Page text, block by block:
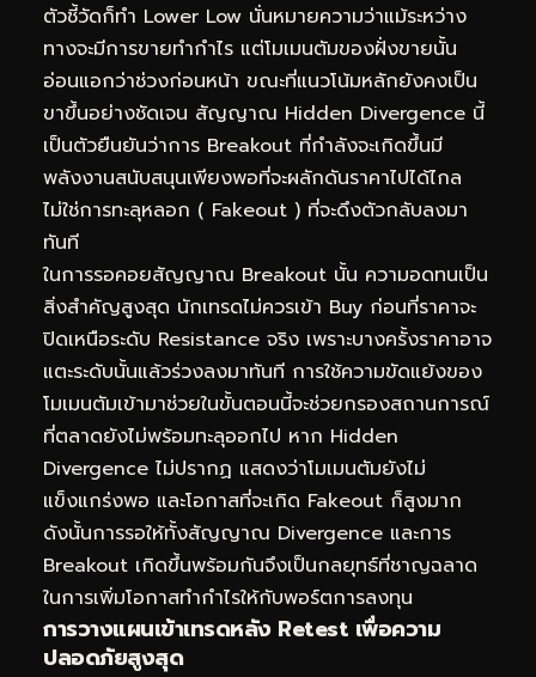
ตัวชี้วัดก็ทำ Lower Low นั่นหมายความว่าแม้ระหว่าง
ทางจะมีการขายทำกำไร แต่โมเมนตัมของฝั่งขายนั้น
อ่อนแอกว่าช่วงก่อนหน้า ขณะที่แนวโน้มหลักยังคงเป็น
ขาขึ้นอย่างชัดเจน สัญญาณ Hidden Divergence นี้
เป็นตัวยืนยันว่าการ Breakout ที่กำลังจะเกิดขึ้นมี
พลังงานสนับสนุนเพียงพอที่จะผลักดันราคาไปได้ไกล
ไม่ใช่การทะลุหลอก ( Fakeout ) ที่จะดึงตัวกลับลงมา
ทันที
ในการรอคอยสัญญาณ Breakout นั้น ความอดทนเป็น
สิ่งสำคัญสูงสุด นักเทรดไม่ควรเข้า Buy ก่อนที่ราคาจะ
ปิดเหนือระดับ Resistance จริง เพราะบางครั้งราคาอาจ
แตะระดับนั้นแล้วร่วงลงมาทันที การใช้ความขัดแย้งของ
โมเมนตัมเข้ามาช่วยในขั้นตอนนี้จะช่วยกรองสถานการณ์
ที่ตลาดยังไม่พร้อมทะลุออกไป หาก Hidden
Divergence ไม่ปรากฏ แสดงว่าโมเมนตัมยังไม่
แข็งแกร่งพอ และโอกาสที่จะเกิด Fakeout ก็สูงมาก
ดังนั้นการรอให้ทั้งสัญญาณ Divergence และการ
Breakout เกิดขึ้นพร้อมกันจึงเป็นกลยุทธ์ที่ชาญฉลาด
ในการเพิ่มโอกาสทำกำไรให้กับพอร์ตการลงทุน
การวางแผนเข้าเทรดหลัง Retest เพื่อความ
ปลอดภัยสูงสุด